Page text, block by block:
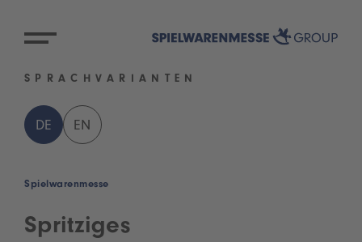
SPRACHVARIANTEN
DE EN
Spielwarenmesse
Spritziges